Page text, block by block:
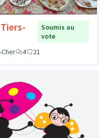
Soumis au
vote
Cher
4 21